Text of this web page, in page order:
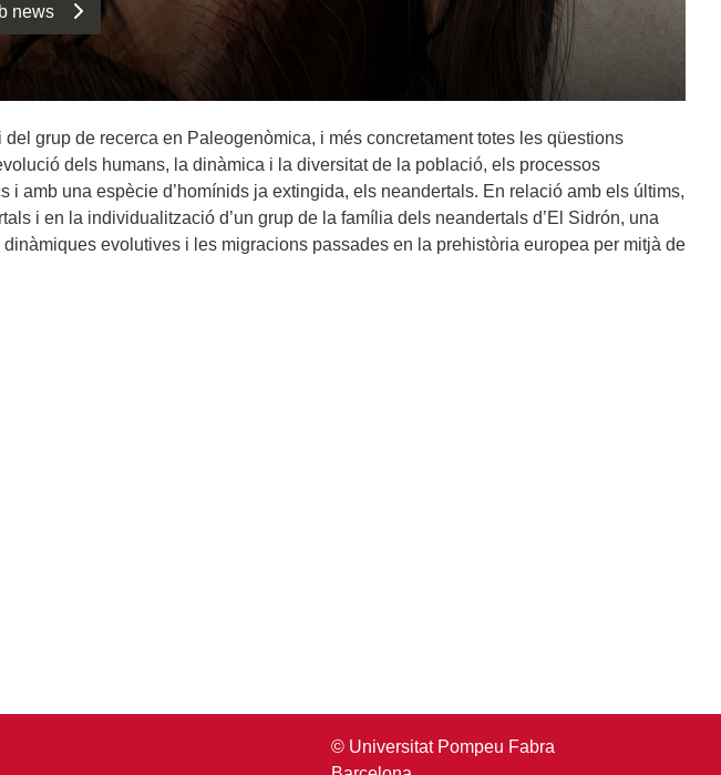
news
grup de recerca en Paleogenòmica, i més concretament totes les qüestions
dels humans, la dinàmica i la diversitat de la població, els processos
amb una espècie d’homínids ja extingida, els neandertals. En relació amb els últims,
i en la individualització d’un grup de la família dels neandertals d’El Sidrón, una
evolutives i les migracions passades en la prehistòria europea per mitjà de
© Universitat Pompeu Fabra